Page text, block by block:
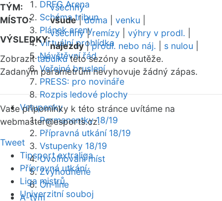
DRFG Arena
Schéma tribun
Plánek areny
Virtuální prohlídka
Návštěvní řád
Veřejné bruslení
PRESS: pro novináře
Rozpis ledové plochy
Vstupenky
Permanentky 18/19
Přípravná utkání 18/19
Vstupenky 18/19
Uvolňování míst
Zvýhodněné
On-line
A-tým
TÝM:
všechny
MÍSTO:
všude|doma venku
VÝSLEDKY:
všechny|remízy výhry v prodl.
nájezdy|prodl. nebo náj. s nulou
Zobrazittabulkutéto sezóny a soutěže.
Zadaným parametrům nevyhovuje žádný zápas.
Vaše připomínky k této stránce uvítáme na
webmaster@esports.cz.
Tweet
Tipsport extraliga
Přípravná utkání
Liga mistrů
Univerzitní souboj